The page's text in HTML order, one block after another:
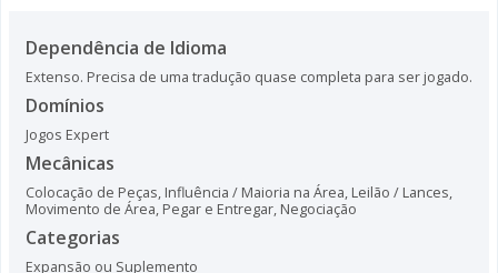
Dependência de Idioma
Extenso. Precisa de uma tradução quase completa para ser jogado.
Domínios
Jogos Expert
Mecânicas
Colocação de Peças, Influência / Maioria na Área, Leilão / Lances,
Movimento de Área, Pegar e Entregar, Negociação
Categorias
Expansão ou Suplemento